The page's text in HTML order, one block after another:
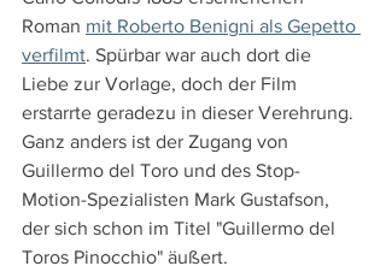
Roman mit Roberto Benigni als Gepetto
verfilmt. Spürbar war auch dort die
Liebe zur Vorlage, doch der Film
erstarrte geradezu in dieser Verehrung.
Ganz anders ist der Zugang von
Guillermo del Toro und des Stop-
Motion-Spezialisten Mark Gustafson,
der sich schon im Titel "Guillermo del
Toros Pinocchio" äußert.